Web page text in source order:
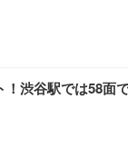
渋谷駅では58面